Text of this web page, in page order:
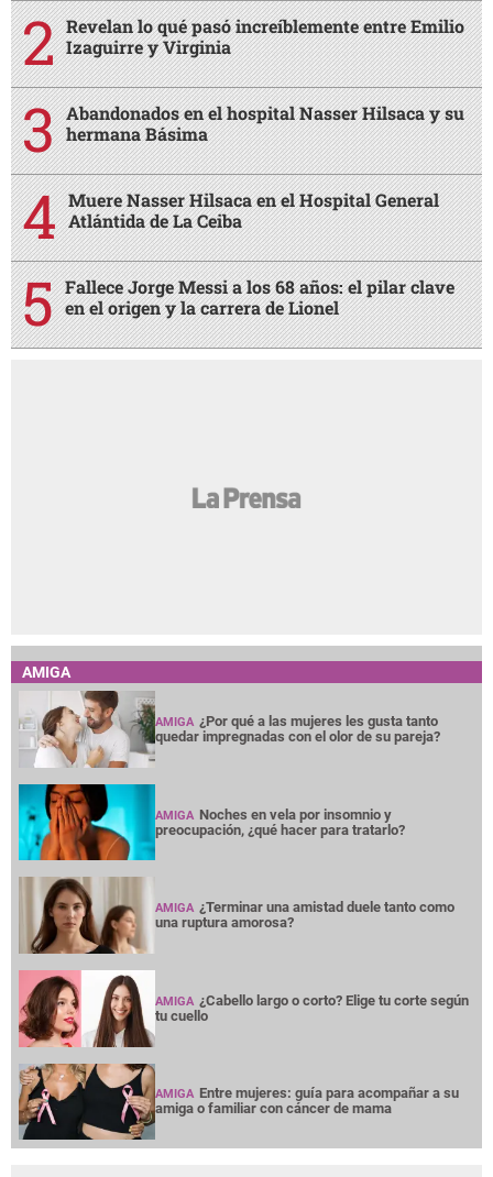
Revelan lo qué pasó increíblemente entre Emilio
Izaguirre y Virginia
Abandonados en el hospital Nasser Hilsaca y su
hermana Básima
Muere Nasser Hilsaca en el Hospital General
Atlántida de La Ceiba
Fallece Jorge Messi a los 68 años: el pilar clave
en el origen y la carrera de Lionel
AMIGA
AMIGA ¿Por qué a las mujeres les gusta tanto
quedar impregnadas con el olor de su pareja?
AMIGA Noches en vela por insomnio y
preocupación, ¿qué hacer para tratarlo?
AMIGA ¿Terminar una amistad duele tanto como
una ruptura amorosa?
AMIGA ¿Cabello largo o corto? Elige tu corte según
tu cuello
AMIGA Entre mujeres: guía para acompañar a su
amiga o familiar con cáncer de mama